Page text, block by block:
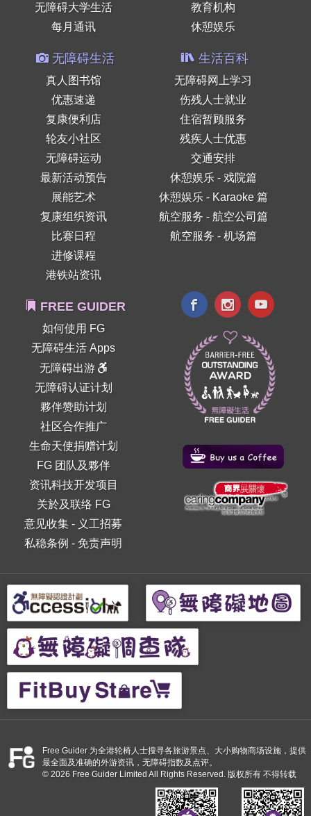
无障碍大学生活
每月通讯
教育机构
休憩娱乐
无障碍生活
真人图书馆
优惠速递
复康便利店
轮友小社区
无障碍运动
最新活动预告
展能艺术
复康组织资讯
比赛日程
进修课程
港铁站资讯
生活百科
无障碍网上学习
伤残人士就业
住宿暂顾服务
残疾人士优惠
交通安排
休憩娱乐 - 戏院篇
休憩娱乐 - Karaoke 篇
航空服务 - 航空公司篇
航空服务 - 机场篇
FREE GUIDER
如何使用 FG
无障碍生活 Apps
无障碍出游
无障碍认证计划
夥伴赞助计划
社区合作推广
生命天使捐赠计划
FG 团队及夥伴
资讯科技开发项目
关於及联络 FG
意见收集 - 义工招募
私稳条例 - 免责声明
Free Guider 为全港轮椅人士搜寻各旅游景点、大小购物商场设施，提供
最全面及准确的外游资讯，无障碍指数及点评。
© 2026 Free Guider Limited All Rights Reserved. 版权所有 不得转载